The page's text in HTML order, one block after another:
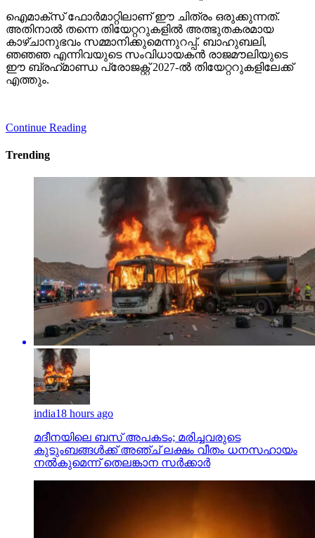
ഐമാക്‌സ് ഫോര്‍മാറ്റിലാണ് ഈ ചിത്രം ഒരുക്കുന്നത്.
അതിനാല്‍ തന്നെ തിയേറ്ററുകളില്‍ അത്ഭുതകരമായ
കാഴ്ചാനുഭവം സമ്മാനിക്കുമെന്നുറപ്പ്. ബാഹുബലി,
ഞഞഞ എന്നിവയുടെ സംവിധായകന്‍ രാജമൗലിയുടെ
ഈ ബ്രഹ്‌മാണ്ഡ പ്രോജക്റ്റ് 2027-ല്‍ തിയേറ്ററുകളിലേക്ക്
എത്തും.
Continue Reading
Trending
india18 hours ago
മദീനയിലെ ബസ് അപകടം; മരിച്ചവരുടെ
കുടുംബങ്ങള്‍ക്ക് അഞ്ച് ലക്ഷം വീതം ധനസഹായം
നല്‍കുമെന്ന് തെലങ്കാന സര്‍ക്കാര്‍